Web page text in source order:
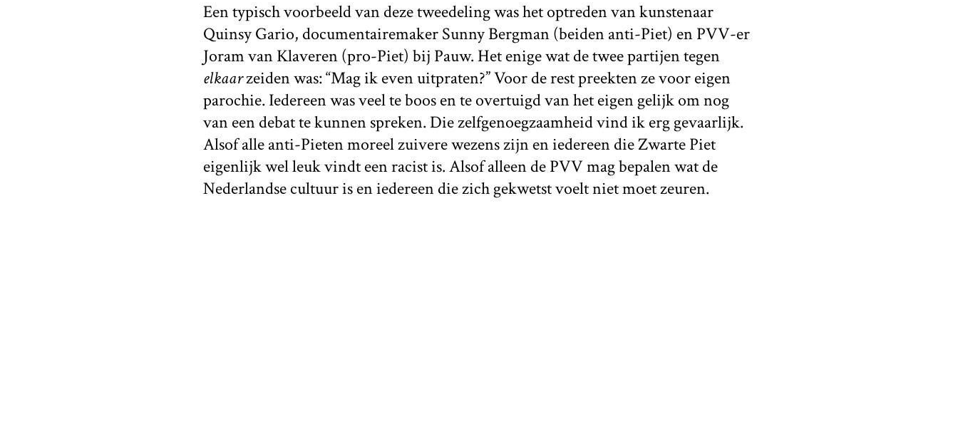
Een typisch voorbeeld van deze tweedeling was het optreden van kunstenaar
Quinsy Gario, documentairemaker Sunny Bergman (beiden anti-Piet) en PVV-er
Joram van Klaveren (pro-Piet) bij Pauw. Het enige wat de twee partijen tegen
elkaarzeiden was: “Mag ik even uitpraten?” Voor de rest preekten ze voor eigen
parochie. Iedereen was veel te boos en te overtuigd van het eigen gelijk om nog
van een debat te kunnen spreken. Die zelfgenoegzaamheid vind ik erg gevaarlijk.
Alsof alle anti-Pieten moreel zuivere wezens zijn en iedereen die Zwarte Piet
eigenlijk wel leuk vindt een racist is. Alsof alleen de PVV mag bepalen wat de
Nederlandse cultuur is en iedereen die zich gekwetst voelt niet moet zeuren.